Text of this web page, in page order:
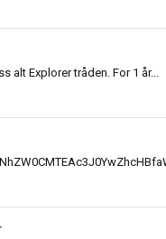
alt Explorer tråden. For 1 år...